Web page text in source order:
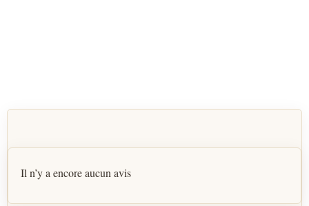
Il n’y a encore aucun avis